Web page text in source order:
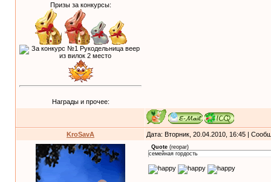
Призы за конкурсы:
Награды и прочее:
KroSavA Дата: Вторник, 20.04.2010, 16:45 |
Quote (reopar)
семейная гордость